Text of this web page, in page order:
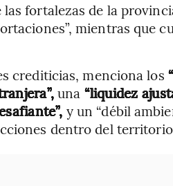
fortalezas de la
mientras que
crediticias, menciona los
una “liquidez
y un “débil
dentro del territorio